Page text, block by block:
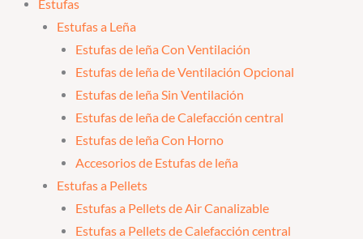
Estufas
Estufas a Leña
Estufas de leña Con Ventilación
Estufas de leña de Ventilación Opcional
Estufas de leña Sin Ventilación
Estufas de leña de Calefacción central
Estufas de leña Con Horno
Accesorios de Estufas de leña
Estufas a Pellets
Estufas a Pellets de Air Canalizable
Estufas a Pellets de Calefacción central